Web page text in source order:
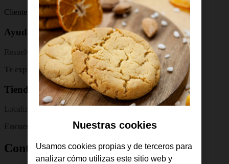
Cliente particular 1471
Ayuda Orange
Resuelve tus dudas
Te explicamos cómo funcionan tus productos y servicios
Tiendas Orange
Localiza tu tienda más cercana
Encuentra la dirección y el teléfono de tu tienda Orange
Contrata Orange
Nuestras cookies
Usamos cookies propias y de terceros para
analizar cómo utilizas este sitio web y